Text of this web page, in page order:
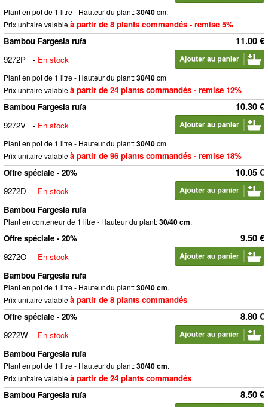
Plant en pot de 1 litre - Hauteur du plant:30/40cm.
Prix unitaire valableà partir de 8 plants commandés - remise 5%
11.00 €
Bambou Fargesia rufa
9272P
- En stock
Plant en pot de 1 litre - Hauteur du plant:30/40cm
Prix unitaire valableà partir de 24 plants commandés - remise 12%
10.30 €
Bambou Fargesia rufa
9272V
- En stock
Plant en pot de 1 litre - Hauteur du plant:30/40cm
Prix unitaire valableà partir de 96 plants commandés - remise 18%
10.05 €
Offre spéciale - 20%
9272D
- En stock
Bambou Fargesia rufa
Plant en conteneur de 1 litre - Hauteur du plant:30/40 cm.
9.50 €
Offre spéciale - 20%
9272O - En stock
Bambou Fargesia rufa
Plant en pot de 1 litre - Hauteur du plant:30/40 cm.
Prix unitaire valableà partir de 8 plants commandés
8.80 €
Offre spéciale - 20%
9272W - En stock
Bambou Fargesia rufa
Plant en pot de 1 litre - Hauteur du plant:30/40 cm.
Prix unitaire valableà partir de 24 plants commandés
8.50 €
Bambou Fargesia rufa